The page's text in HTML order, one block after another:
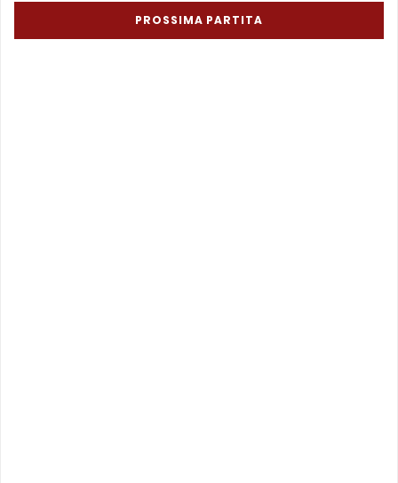
PROSSIMA PARTITA